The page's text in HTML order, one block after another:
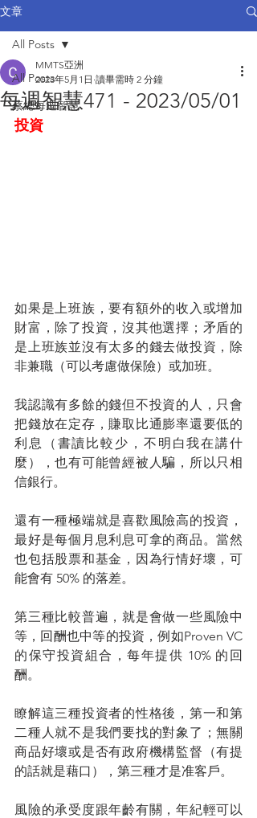
文章
All Posts
蔡總每週智慧
All Posts
每週智慧471 - 2023/05/01
MMTS亞洲
2023年5月1日 讀畢需時 2 分鐘
投資
如果是上班族，要有額外的收入或增加
財富，除了投資，沒其他選擇；矛盾的
是上班族並沒有太多的錢去做投資，除
非兼職（可以考慮做保險）或加班。
我認識有多餘的錢但不投資的人，只會
把錢放在定存，賺取比通膨率還要低的
利息（書讀比較少，不明白我在講什
麼），也有可能曾經被人騙，所以只相
信銀行。
還有一種極端就是喜歡風險高的投資，
最好是每個月息利息可拿的商品。當然
也包括股票和基金，因為行情好壞，可
能會有 50% 的落差。
第三種比較普遍，就是會做一些風險中
等，回酬也中等的投資，例如Proven VC
的保守投資組合，每年提供 10% 的回
酬。
瞭解這三種投資者的性格後，第一和第
二種人就不是我們要找的對象了；無關
商品好壞或是否有政府機構監督（有提
的話就是藉口），第三種才是准客戶。
風險的承受度跟年齡有關，年紀輕可以